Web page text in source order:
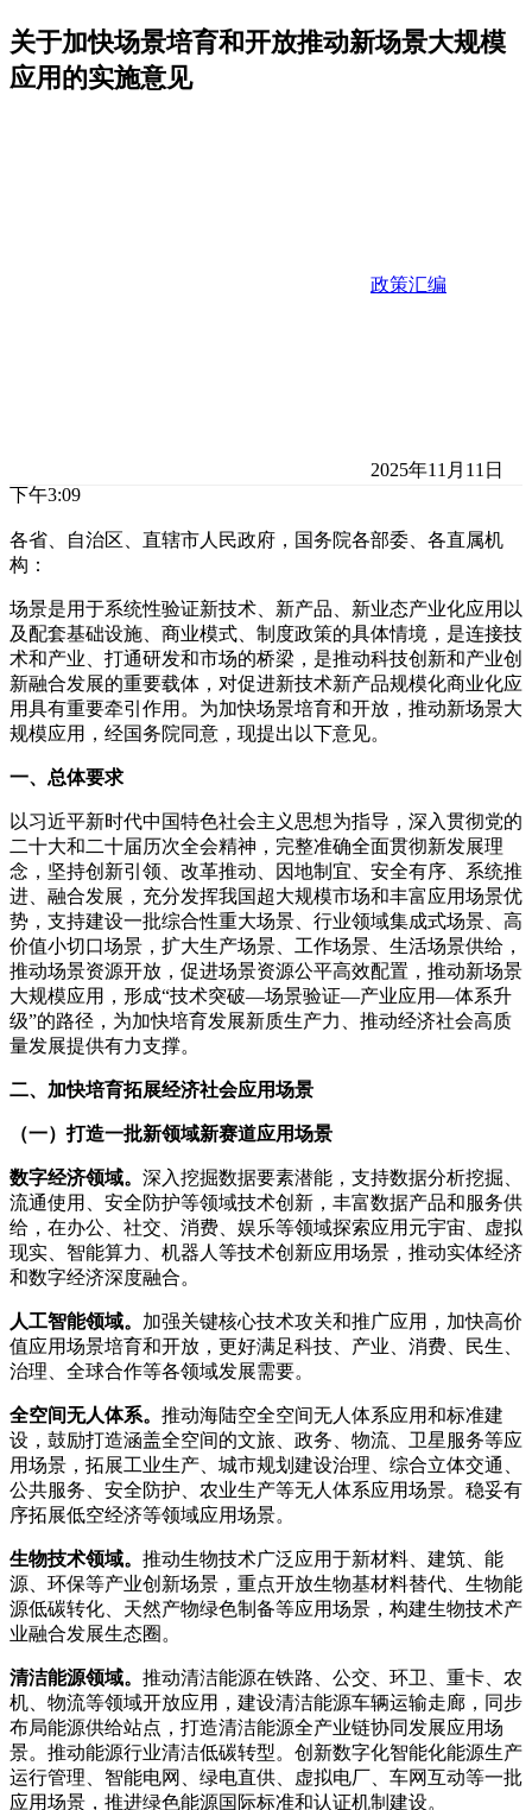
关于加快场景培育和开放推动新场景大规模
应用的实施意见
政策汇编
2025年11月11日
下午3:09
各省、自治区、直辖市人民政府，国务院各部委、各直属机
构：
场景是用于系统性验证新技术、新产品、新业态产业化应用以
及配套基础设施、商业模式、制度政策的具体情境，是连接技
术和产业、打通研发和市场的桥梁，是推动科技创新和产业创
新融合发展的重要载体，对促进新技术新产品规模化商业化应
用具有重要牵引作用。为加快场景培育和开放，推动新场景大
规模应用，经国务院同意，现提出以下意见。
一、总体要求
以习近平新时代中国特色社会主义思想为指导，深入贯彻党的
二十大和二十届历次全会精神，完整准确全面贯彻新发展理
念，坚持创新引领、改革推动、因地制宜、安全有序、系统推
进、融合发展，充分发挥我国超大规模市场和丰富应用场景优
势，支持建设一批综合性重大场景、行业领域集成式场景、高
价值小切口场景，扩大生产场景、工作场景、生活场景供给，
推动场景资源开放，促进场景资源公平高效配置，推动新场景
大规模应用，形成“技术突破—场景验证—产业应用—体系升
级”的路径，为加快培育发展新质生产力、推动经济社会高质
量发展提供有力支撑。
二、加快培育拓展经济社会应用场景
（一）打造一批新领域新赛道应用场景
数字经济领域。 深入挖掘数据要素潜能，支持数据分析挖掘、
流通使用、安全防护等领域技术创新，丰富数据产品和服务供
给，在办公、社交、消费、娱乐等领域探索应用元宇宙、虚拟
现实、智能算力、机器人等技术创新应用场景，推动实体经济
和数字经济深度融合。
人工智能领域。 加强关键核心技术攻关和推广应用，加快高价
值应用场景培育和开放，更好满足科技、产业、消费、民生、
治理、全球合作等各领域发展需要。
全空间无人体系。 推动海陆空全空间无人体系应用和标准建
设，鼓励打造涵盖全空间的文旅、政务、物流、卫星服务等应
用场景，拓展工业生产、城市规划建设治理、综合立体交通、
公共服务、安全防护、农业生产等无人体系应用场景。稳妥有
序拓展低空经济等领域应用场景。
生物技术领域。 推动生物技术广泛应用于新材料、建筑、能
源、环保等产业创新场景，重点开放生物基材料替代、生物能
源低碳转化、天然产物绿色制备等应用场景，构建生物技术产
业融合发展生态圈。
清洁能源领域。 推动清洁能源在铁路、公交、环卫、重卡、农
机、物流等领域开放应用，建设清洁能源车辆运输走廊，同步
布局能源供给站点，打造清洁能源全产业链协同发展应用场
景。推动能源行业清洁低碳转型。创新数字化智能化能源生产
运行管理、智能电网、绿电直供、虚拟电厂、车网互动等一批
应用场景，推进绿色能源国际标准和认证机制建设。